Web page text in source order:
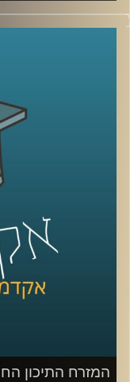
בשנים האחרונות,
שמקשרת בין אנשים
שמירה על קשר עם
שליליים, אנחנו
יכולים לפתח
את הנזקים
אז מה אפשר
כדי לענות על
ראש ההתמחות
קרדיט תמונות:
המזרח התיכון